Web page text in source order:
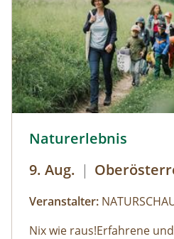
Naturerlebnis
9. Aug. |
Veranstalter:
Nix wie raus!Erfahrene